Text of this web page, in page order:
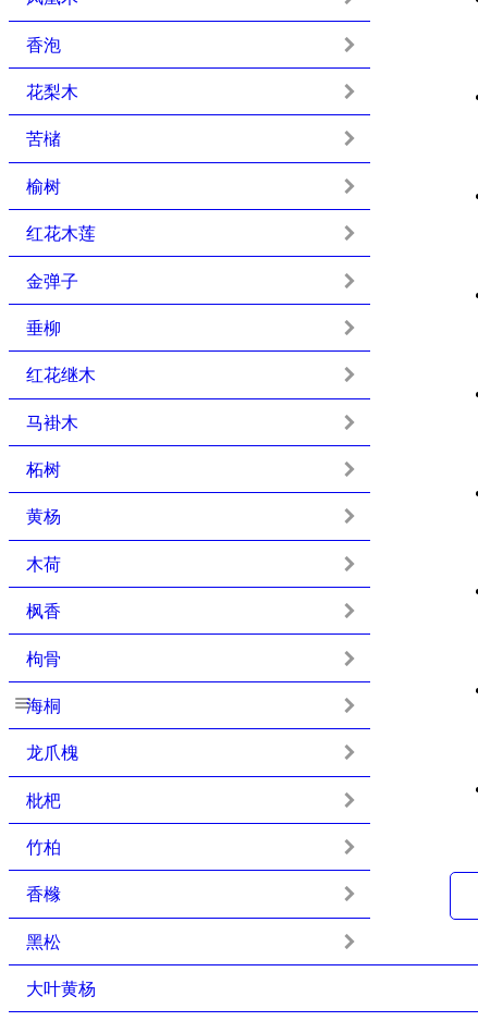
香泡
花梨木
苦槠
榆树
红花木莲
金弹子
垂柳
红花继木
马褂木
柘树
黄杨
木荷
枫香
枸骨
海桐
龙爪槐
枇杷
竹柏
香橼
黑松
大叶黄杨